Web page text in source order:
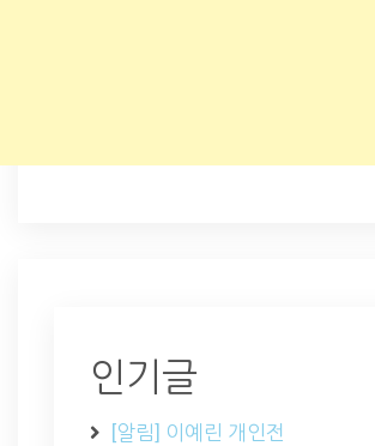
인기글
[알림] 이예린 개인전